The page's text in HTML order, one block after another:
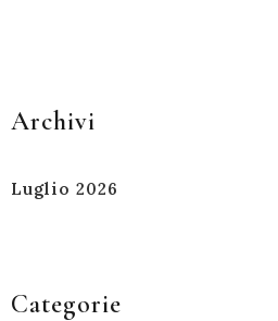
Archivi
Luglio 2026
Categorie